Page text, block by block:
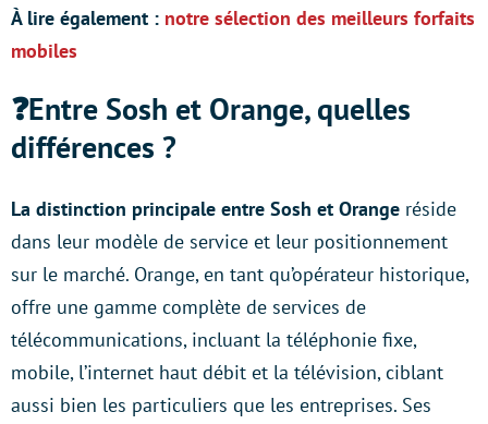
À lire également : notre sélection des meilleurs forfaits
mobiles
❓Entre Sosh et Orange, quelles
différences ?
La distinction principale entre Sosh et Orange réside
dans leur modèle de service et leur positionnement
sur le marché. Orange, en tant qu’opérateur historique,
offre une gamme complète de services de
télécommunications, incluant la téléphonie fixe,
mobile, l’internet haut débit et la télévision, ciblant
aussi bien les particuliers que les entreprises. Ses